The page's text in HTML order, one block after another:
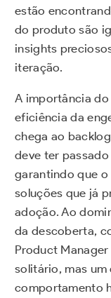
estão
do produto são
insights
iteração.
A importância
eficiência da
chega ao
deve ter
garantindo que
soluções que já
adoção. Ao
da descoberta,
Product
solitário, mas
comportamento